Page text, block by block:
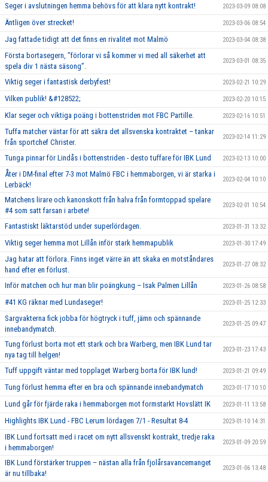
Seger i avslutningen hemma behövs för att klara nytt kontrakt! 2023-03-09 08:08
Äntligen över strecket! 2023-03-06 08:54
Jag fattade tidigt att det finns en rivalitet mot Malmö 2023-03-04 08:38
Första bortasegern, ’’förlorar vi så kommer vi med all säkerhet att
spela div 1 nästa säsong’’.
2023-03-01 08:35
Viktig seger i fantastisk derbyfest! 2023-02-21 10:29
Vilken publik! &#128522; 2023-02-20 10:15
Klar seger och viktiga poäng i bottenstriden mot FBC Partille. 2023-02-16 10:51
Tuffa matcher väntar för att säkra det allsvenska kontraktet – tankar
från sportchef Christer.
2023-02-14 11:29
Tunga pinnar för Lindås i bottenstriden - desto tuffare för IBK Lund 2023-02-13 10:00
Åter i DM-final efter 7-3 mot Malmö FBC i hemmaborgen, vi är starka i
Lerbäck!
2023-02-04 10:10
Matchens lirare och kanonskott från halva från formtoppad spelare
#4 som satt farsan i arbete!
2023-02-01 10:54
Fantastiskt läktarstöd under superlördagen. 2023-01-31 13:32
Viktig seger hemma mot Lillån inför stark hemmapublik 2023-01-30 17:49
Jag hatar att förlora. Finns inget värre än att skaka en motståndares
hand efter en förlust.
2023-01-27 08:32
Inför matchen och hur man blir poängkung – Isak Palmen Lillån 2023-01-26 08:58
#41 KG räknar med Lundaseger! 2023-01-25 12:33
Sargvakterna fick jobba för högtryck i tuff, jämn och spännande
innebandymatch.
2023-01-25 09:47
Tung förlust borta mot ett stark och bra Warberg, men IBK Lund tar
nya tag till helgen!
2023-01-23 17:43
Tuff uppgift väntar med topplaget Warberg borta för IBK lund! 2023-01-21 09:49
Tung förlust hemma efter en bra och spännande innebandymatch 2023-01-17 10:10
Lund går för fjärde raka i hemmaborgen mot formstarkt Hovslätt IK 2023-01-11 13:58
Highlights IBK Lund - FBC Lerum lördagen 7/1 - Resultat 8-4 2023-01-10 14:31
IBK Lund fortsatt med i racet om nytt allsvenskt kontrakt, tredje raka
i hemmaborgen!
2023-01-09 20:59
IBK Lund förstärker truppen – nästan alla från fjolårsavancemanget
är nu tillbaka!
2023-01-06 13:48